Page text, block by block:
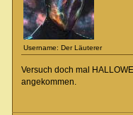
Username: Der Läuterer
Versuch doch mal
angekommen.